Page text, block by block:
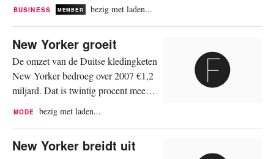
verdubbelen. Het geconsolideerde
euro in 2021, zo blijkt uit de
gepubliceerde jaarrekening. In het
voorgaande jaar bedroeg de winst
nog 173 miljoen euro. Volgens het
jaarverslag had New Yorker zijn
verwachtingen voor het...
BUSINESS MEMBER bezig met laden...
New Yorker groeit
De omzet van de Duitse kledingketen
New Yorker bedroeg over 2007 €1,2
miljard. Dat is twintig procent meer
dan vorig jaar. Het succes is vooral te
danken aan de groei van het bedrijf,
van Estland, Roemenië, Saoedi
MODE bezig met laden...
New Yorker breidt uit